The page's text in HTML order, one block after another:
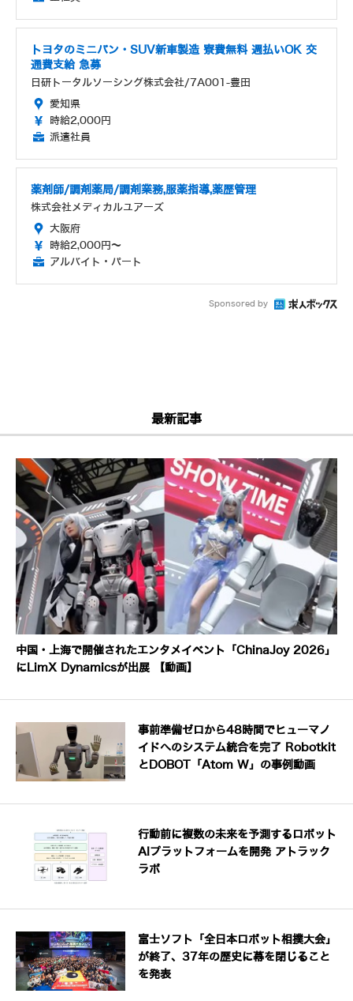
トヨタのミニバン・SUV新車製造 寮費無料 週払いOK 交
通費支給 急募
日研トータルソーシング株式会社/7A001-豊田
愛知県
時給2,000円
派遣社員
薬剤師/調剤薬局/調剤業務,服薬指導,薬歴管理
株式会社メディカルユアーズ
大阪府
時給2,000円～
アルバイト・パート
Sponsored by
最新記事
中国・上海で開催されたエンタメイベント「ChinaJoy 2026」
にLimX Dynamicsが出展 【動画】
事前準備ゼロから48時間でヒューマノ
イドへのシステム統合を完了 Robotkit
とDOBOT「Atom W」の事例動画
行動前に複数の未来を予測するロボット
AIプラットフォームを開発 アトラック
ラボ
富士ソフト「全日本ロボット相撲大会」
が終了、37年の歴史に幕を閉じること
を発表